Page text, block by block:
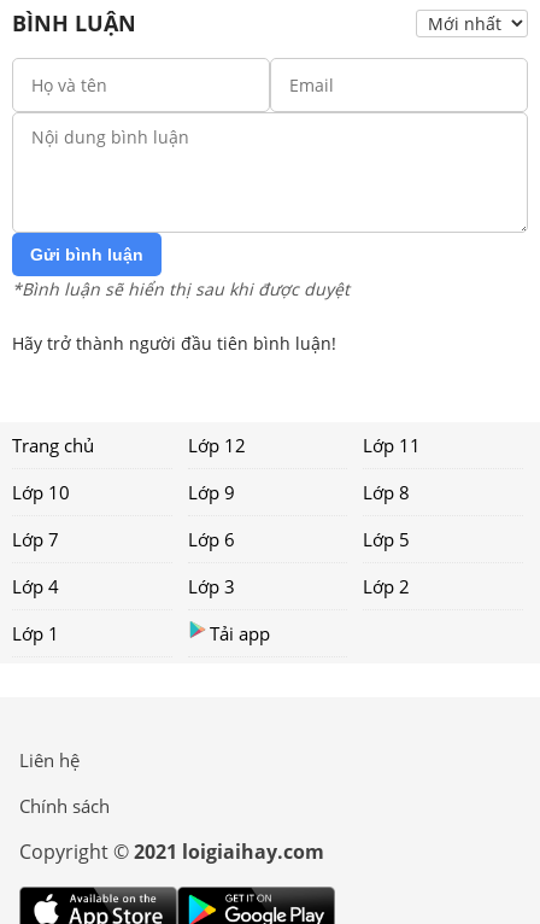
BÌNH LUẬN
Gửi bình luận
*Bình luận sẽ hiển thị sau khi được duyệt
Hãy trở thành người đầu tiên bình luận!
Trang chủ Lớp 12
Lớp 11
Lớp 10
Lớp 9
Lớp 8
Lớp 7
Lớp 6
Lớp 5
Lớp 4
Lớp 3
Lớp 2
Lớp 1
Tải app
Liên hệ
Chính sách
Copyright ©2021 loigiaihay.com